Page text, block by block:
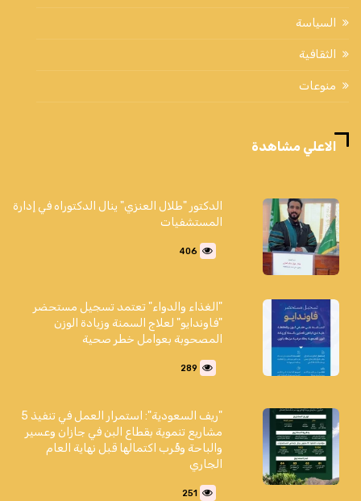
السياسة
الثقافية
منوعات
الاعلي مشاهدة
الدكتور "طلال العنزي" ينال الدكتوراه في إدارة
المستشفيات
406
"الغذاء والدواء" تعتمد تسجيل مستحضر
"فاوندايو" لعلاج السمنة وزيادة الوزن
المصحوبة بعوامل خطر صحية
289
"ريف السعودية": استمرار العمل في تنفيذ 5
مشاريع تنموية بقطاع البن في جازان وعسير
والباحة وقُرب اكتمالها قبل نهاية العام
الجاري
251